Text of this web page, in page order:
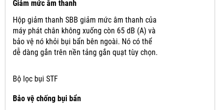
Giảm mức âm thanh
Hộp giảm thanh SBB giảm mức âm thanh của
máy phát chân không xuống còn 65 dB (A) và
bảo vệ nó khỏi bụi bẩn bên ngoài. Nó có thể
dễ dàng gắn trên nền tảng gắn quạt tùy chọn.
Bộ lọc bụi STF
Bảo vệ chống bụi bẩn